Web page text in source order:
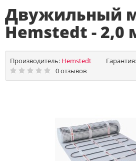
Двужильный
Hemstedt - 2,0
Производитель: Hemstedt Гарантия:
0 отзывов